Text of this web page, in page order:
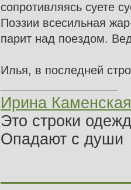
сопротивляясь суете
Поэзии всесильная
парит над поездом.
Илья, в последней
Ирина Каменская
Это строки
Опадают с души